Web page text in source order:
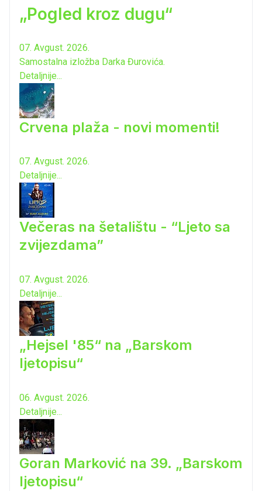
„Pogled kroz dugu“
07. Avgust. 2026.
Samostalna izložba Darka Đurovića.
Detaljnije...
Crvena plaža - novi momenti!
07. Avgust. 2026.
Detaljnije...
Večeras na šetalištu - “Ljeto sa
zvijezdama”
07. Avgust. 2026.
Detaljnije...
„Hejsel '85“ na „Barskom
ljetopisu“
06. Avgust. 2026.
Detaljnije...
Goran Marković na 39. „Barskom
ljetopisu“